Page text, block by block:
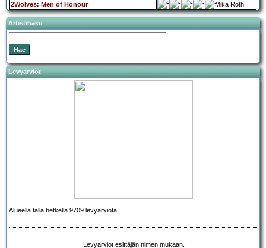
2Wolves: Men of Honour
Mika Roth
Artistihaku
Levyarviot
Alueella tällä hetkellä 9709 levyarviota.
Levyarviot esittäjän nimen mukaan.